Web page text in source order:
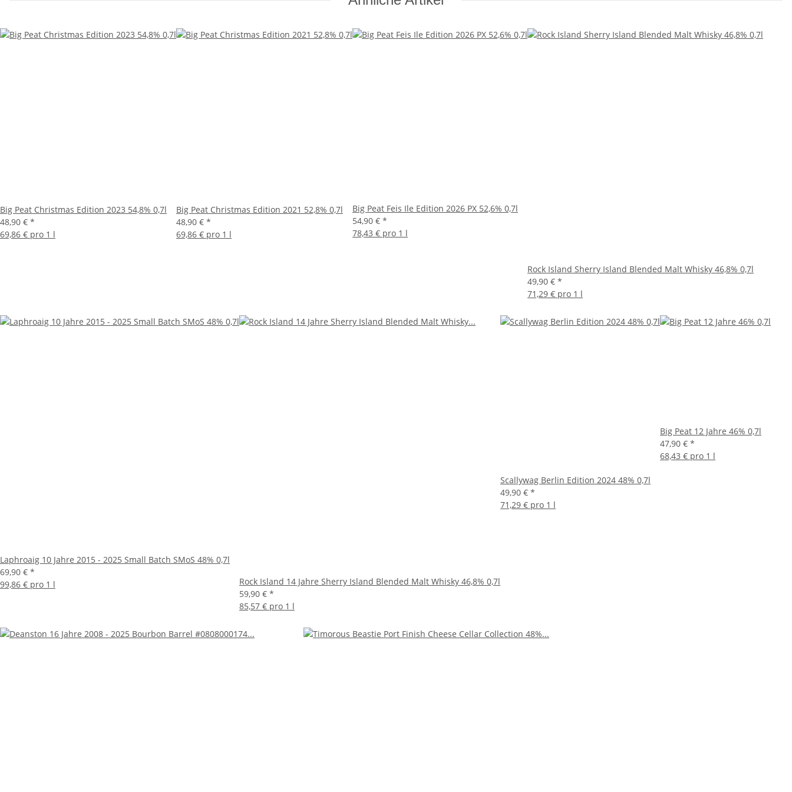
Big Peat Christmas Edition 2023 54,8% 0,7l
48,90 € *
69,86 € pro 1 l
Big Peat Christmas Edition 2021 52,8% 0,7l
48,90 € *
69,86 € pro 1 l
Big Peat Feis Ile Edition 2026 PX 52,6% 0,7l
54,90 € *
78,43 € pro 1 l
Rock Island Sherry Island Blended Malt Whisky 46,8% 0,7l
49,90 € *
71,29 € pro 1 l
Laphroaig 10 Jahre 2015 - 2025 Small Batch SMoS 48% 0,7l
69,90 € *
99,86 € pro 1 l
Rock Island 14 Jahre Sherry Island Blended Malt Whisky 46,8% 0,7l
59,90 € *
85,57 € pro 1 l
Scallywag Berlin Edition 2024 48% 0,7l
49,90 € *
71,29 € pro 1 l
Big Peat 12 Jahre 46% 0,7l
47,90 € *
68,43 € pro 1 l